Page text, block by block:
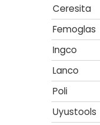
Ceresita
Femoglas
Ingco
Lanco
Poli
Uyustools